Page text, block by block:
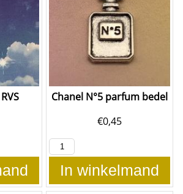
Chanel N°5 parfum bedel
€0,45
In winkelmand